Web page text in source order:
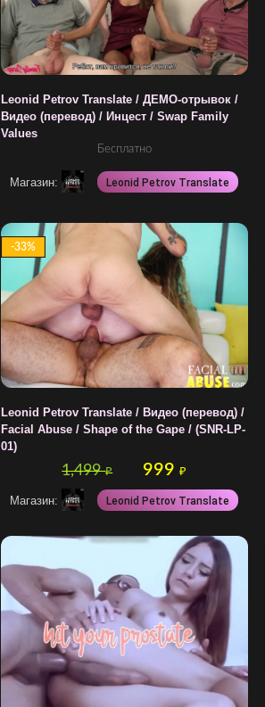
Leonid Petrov Translate / ДЕМО-отрывок /
Видео (перевод) / Инцест / Swap Family
Values
Бесплатно
Магазин: Leonid Petrov Translate
-33%
Leonid Petrov Translate / Видео (перевод) /
Facial Abuse / Shape of the Gape / (SNR-LP-
01)
1,499₽ 999₽
Магазин: Leonid Petrov Translate